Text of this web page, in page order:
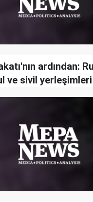
ardından:
ve sivil yerleşimleri